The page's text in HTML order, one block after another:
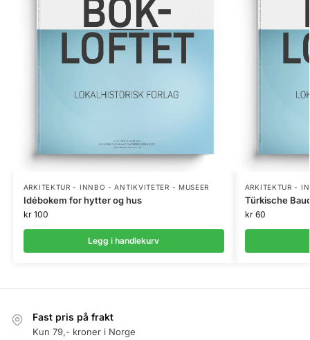
ARKITEKTUR - INNBO - ANTIKVITETER - MUSEER
Idébokem for hytter og hus
kr100
Legg i handlekurv
ARKITEKTUR -
Türkische
kr60
Fast pris på frakt
Kun 79,- kroner i Norge